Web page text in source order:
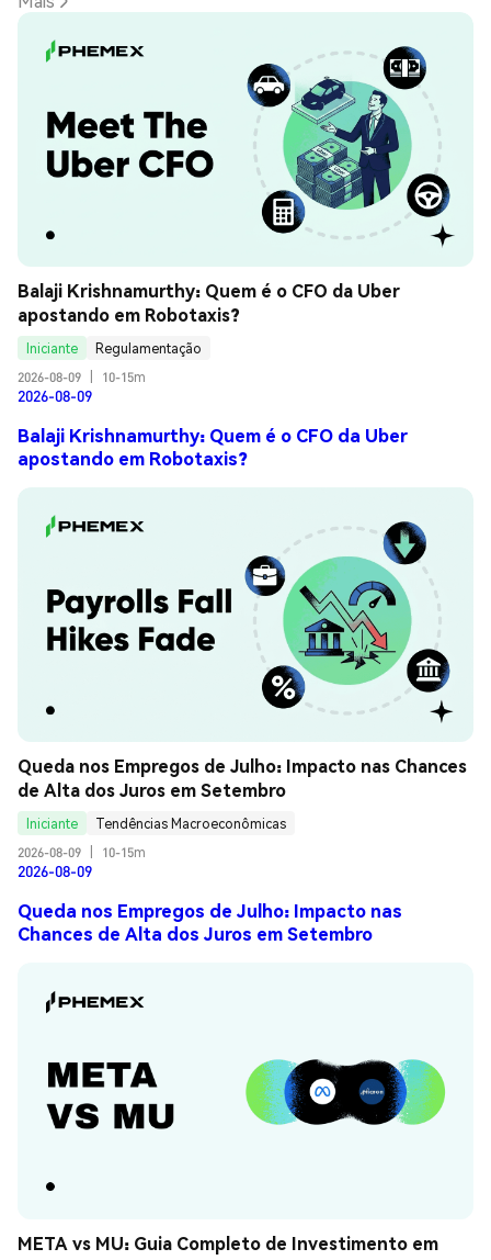
Balaji Krishnamurthy: Quem é o CFO da Uber
apostando em Robotaxis?
Iniciante
Regulamentação
2026-08-09
10-15m
2026-08-09
Balaji Krishnamurthy: Quem é o CFO da Uber
apostando em Robotaxis?
Queda nos Empregos de Julho: Impacto nas Chances
de Alta dos Juros em Setembro
Iniciante
Tendências Macroeconômicas
2026-08-09
10-15m
2026-08-09
Queda nos Empregos de Julho: Impacto nas
Chances de Alta dos Juros em Setembro
META vs MU: Guia Completo de Investimento em